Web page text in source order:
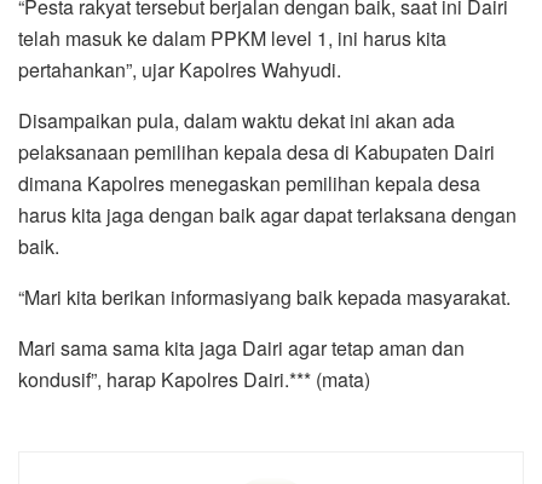
“Pesta rakyat tersebut berjalan dengan baik, saat ini Dairi
telah masuk ke dalam PPKM level 1, ini harus kita
pertahankan”, ujar Kapolres Wahyudi.
Disampaikan pula, dalam waktu dekat ini akan ada
pelaksanaan pemilihan kepala desa di Kabupaten Dairi
dimana Kapolres menegaskan pemilihan kepala desa
harus kita jaga dengan baik agar dapat terlaksana dengan
baik.
“Mari kita berikan informasiyang baik kepada masyarakat.
Mari sama sama kita jaga Dairi agar tetap aman dan
kondusif”, harap Kapolres Dairi.*** (mata)